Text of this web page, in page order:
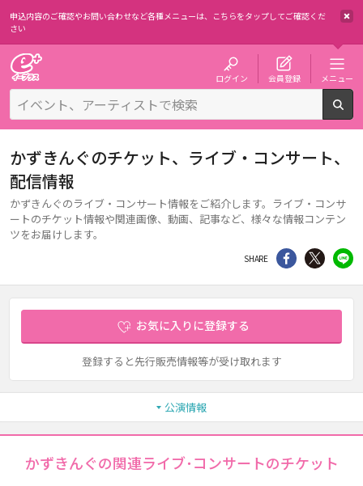
申込内容のご確認やお問い合わせなど各種メニューは、 こちらをタップしてご確認くだ
さい
ログイン 会員登録 メニュー
かずきんぐのチケット、ライブ・コンサート、
配信情報
かずきんぐのライブ・コンサート情報をご紹介します。ライブ・コンサ
ートのチケット情報や関連画像、動画、記事など、様々な情報コンテン
ツをお届けします。
SHARE シェア Twitter
お気に入りに登録する
登録すると先行販売情報等が受け取れます
公演情報
かずきんぐの関連ライブ･コンサートのチケット